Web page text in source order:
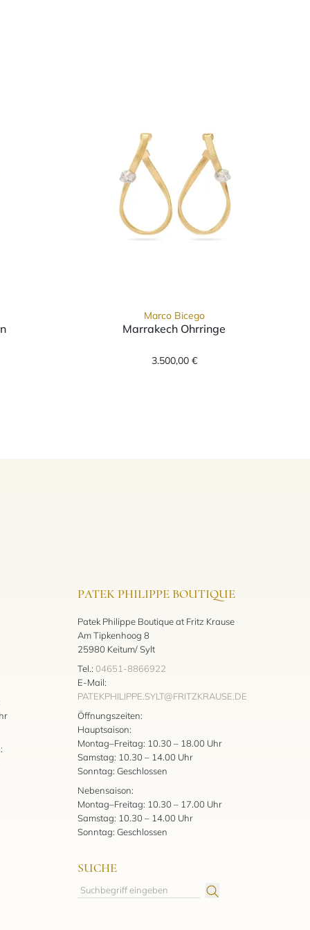
Marco Bicego
Marrakech Ohrringe
3.500,00 €
PATEK PHILIPPE BOUTIQUE
Patek Philippe Boutique at Fritz Krause
Am Tipkenhoog 8
25980 Keitum/ Sylt
Tel.: 04651-8866922
E-Mail:
PATEKPHILIPPE.SYLT@FRITZKRAUSE.DE
Öffnungszeiten:
Hauptsaison:
Montag–Freitag: 10.30 – 18.00 Uhr
Samstag: 10.30 – 14.00 Uhr
Sonntag: Geschlossen
Nebensaison:
Montag–Freitag: 10.30 – 17.00 Uhr
Samstag: 10.30 – 14.00 Uhr
Sonntag: Geschlossen
SUCHE